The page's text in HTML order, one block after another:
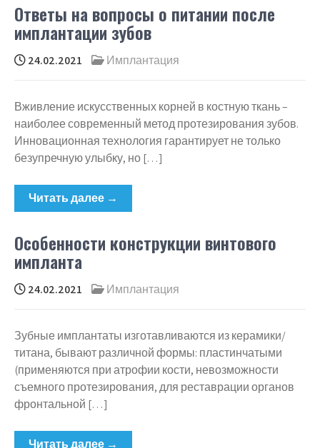
Ответы на вопросы о питании после
имплантации зубов
24.02.2021 Имплантация
Вживление искусственных корней в костную ткань –
наиболее современный метод протезирования зубов.
Инновационная технология гарантирует не только
безупречную улыбку, но […]
Читать далее →
Особенности конструкции винтового
импланта
24.02.2021 Имплантация
Зубные имплантаты изготавливаются из керамики/
титана, бывают различной формы: пластинчатыми
(применяются при атрофии кости, невозможности
съемного протезирования, для реставрации органов
фронтальной […]
Читать далее →